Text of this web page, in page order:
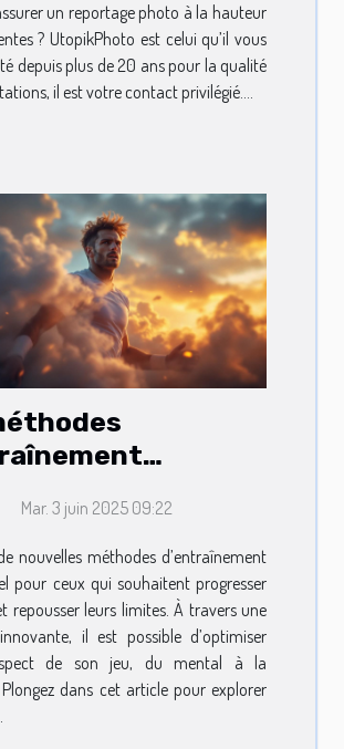
un reportage photo à la hauteur
? UtopikPhoto est celui qu’il vous
depuis plus de 20 ans pour la qualité
il est votre contact privilégié....
votre jeu au
Mar. 3 juin 2025 09:22
nouvelles méthodes d’entraînement
pour ceux qui souhaitent progresser
repousser leurs limites. À travers une
il est possible d’optimiser
de son jeu, du mental à la
dans cet article pour explorer